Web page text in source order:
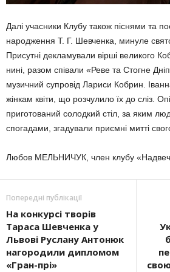
Далі учасники Клубу також піснями та
народження Т. Г. Шевченка, минуле
Присутні декламували вірші великого
нині, разом співали «Реве та Стогне
музичний супровід Лариси Кобрин.
жінкам квіти, що розчулило їх до сліз.
приготований солодкий стіл, за яким
спогадами, згадували приємні митті
Любов МЕЛЬНИЧУК, член клубу
Попередні публікації
На конкурсі творів
Тараса Шевченка у
Львові Руслану Антонюк
нагородили дипломом
«Гран-прі»